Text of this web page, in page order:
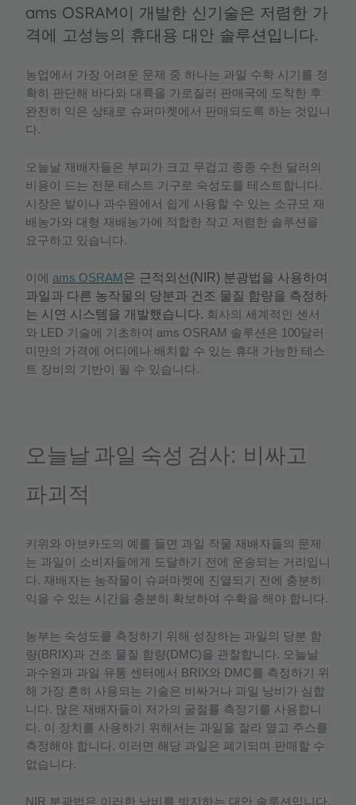
ams OSRAM이 개발한 신기술은 저렴한 가
격에 고성능의 휴대용 대안 솔루션입니다.
농업에서 가장 어려운 문제 중 하나는 과일 수확 시기를 정
확히
판단해 바다와 대륙을 가로질러 판매국에 도착한 후
완전히
익은 상태로 슈퍼마켓에서 판매되도록 하는 것입니
다.
오늘날 재배자들은 부피가 크고 무겁고 종종 수천
달러의
비용이
드는 전문 테스트 기구로 숙성도를 테스트합니다.
시장은 밭이나 과수원에서 쉽게 사용할 수 있는 소규모 재
배농가와 대형 재배농가에 적합한 작고 저렴한 솔루션을
요구하고 있습니다.
이에 ams OSRAM 은 근적외선 (NIR) 분광법을 사용하여
과일과 다른 농작물의 당분과 건조 물질 함량을 측정하
는 시연 시스템을 개발했습니다. 회사의 세계적인
센서
와 LED 기술에 기초하여 ams OSRAM 솔루션은 100달러
미만의
가격에 어디에나 배치할 수 있는 휴대 가능한 테스
트 장비의 기반이 될 수 있습니다.
오늘날 과일 숙성 검사: 비싸고
파괴적
키위와 아보카도의 예를 들면 과일 작물 재배자들의
문제
는 과일이 소비자들에게 도달하기 전에 운송되는 거리입니
다. 재배자는 농작물이 슈퍼마켓에 진열되기 전에
충분히
익을 수 있는 시간을 충분히 확보하여 수확을 해야 합니다.
농부는 숙성도를 측정하기 위해 성장하는 과일의 당분 함
량(BRIX)과 건조 물질 함량(DMC)을 관찰합니다. 오늘날
과수원과 과일 유통 센터에서 BRIX와 DMC를 측정하기
위
해 가장 흔히 사용되는 기술은 비싸거나 과일 낭비가 심합
니다. 많은 재배자들이 저가의 굴절률 측정기를 사용합니
다. 이 장치를 사용하기 위해서는 과일을 잘라 열고 주스를
측정해야 합니다. 이러면 해당 과일은 폐기되며 판매할 수
없습니다.
NIR 분광법은 이러한 낭비를 방지하는 대안 솔루션입니다.